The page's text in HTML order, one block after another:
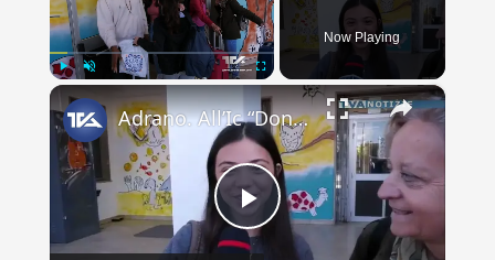
Now Playing
×
Play
Adrano. All’Ic “Don Antonino La Mela” concluso scambio culturale. Lacrime e abbracci alla partenza d